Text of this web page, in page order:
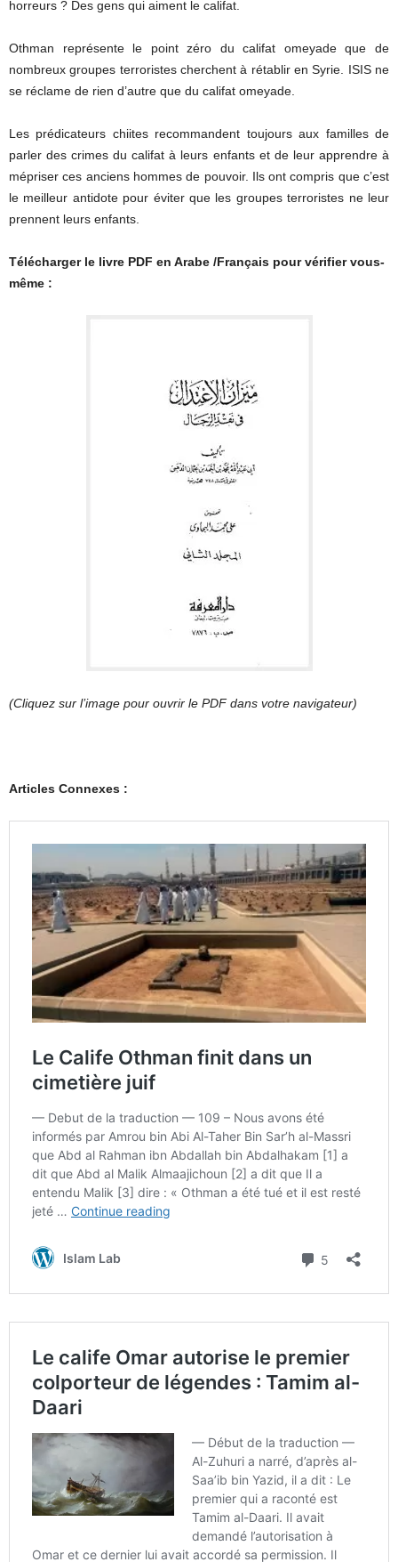
horreurs ? Des gens qui aiment le califat.
Othman représente le point zéro du califat omeyade que de
nombreux groupes terroristes cherchent à rétablir en Syrie. ISIS ne
se réclame de rien d’autre que du califat omeyade.
Les prédicateurs chiites recommandent toujours aux familles de
parler des crimes du califat à leurs enfants et de leur apprendre à
mépriser ces anciens hommes de pouvoir. Ils ont compris que c’est
le meilleur antidote pour éviter que les groupes terroristes ne leur
prennent leurs enfants.
Télécharger le livre PDF en Arabe /Français pour vérifier vous-
même :
(Cliquez sur l’image pour ouvrir le PDF dans votre navigateur)
Articles Connexes :